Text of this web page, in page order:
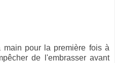
pour la première fois à
de l'embrasser avant